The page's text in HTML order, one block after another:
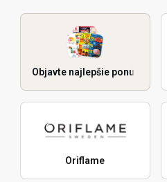
Objavte najlepšie ponuky
Oriflame